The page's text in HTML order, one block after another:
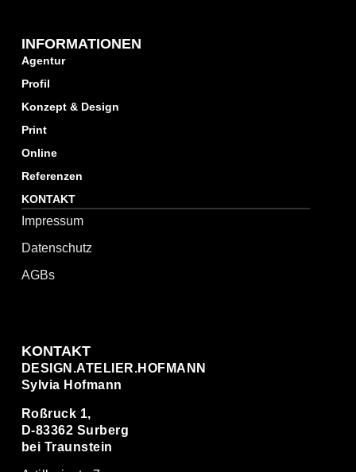
INFORMATIONEN
Agentur
Profil
Konzept & Design
Print
Online
Referenzen
KONTAKT
Impressum
Datenschutz
AGBs
KONTAKT
DESIGN.ATELIER.HOFMANN
Sylvia Hofmann
Roßruck 1,
D-83362 Surberg
bei Traunstein